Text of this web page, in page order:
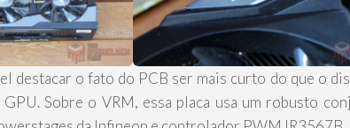
destacar o fato do PCB ser mais curto do que o
GPU. Sobre o VRM, essa placa usa um robusto